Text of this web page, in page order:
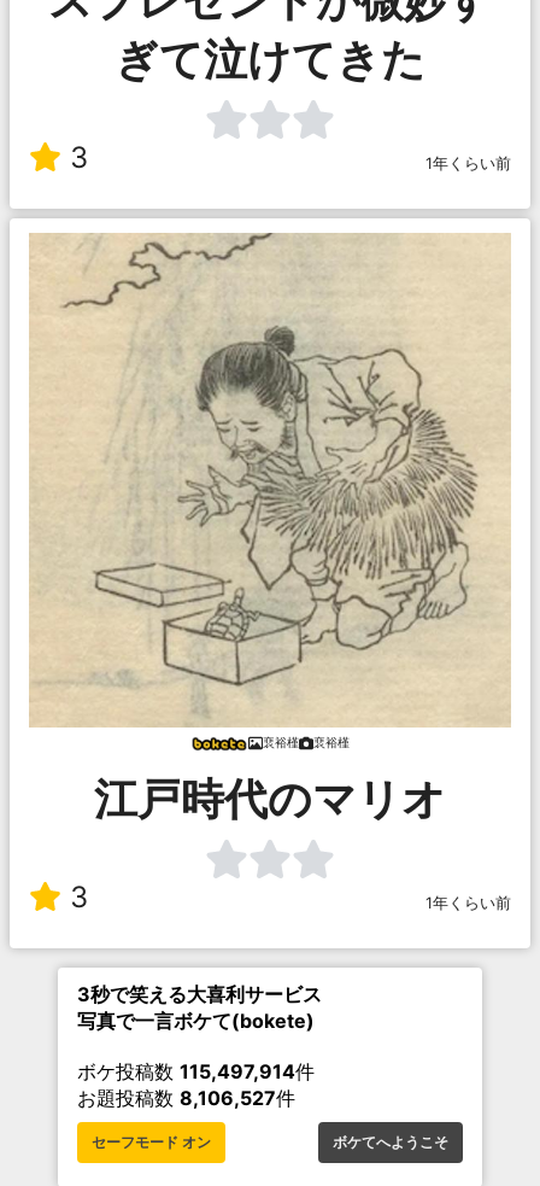
ぎて泣けてきた
3 1年くらい前
裵裕槿 裵裕槿
江戸時代のマリオ
3 1年くらい前
3秒で笑える大喜利サービス
写真で一言ボケて(bokete)
ボケ投稿数 115,497,914件
お題投稿数 8,106,527件
セーフモード オン ボケてへようこそ